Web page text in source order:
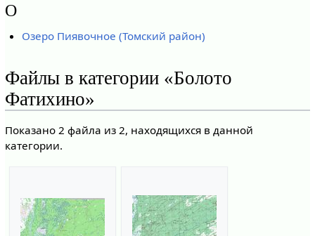
О
Озеро Пиявочное (Томский район)
Файлы в категории «Болото
Фатихино»
Показано 2 файла из 2, находящихся в данной
категории.